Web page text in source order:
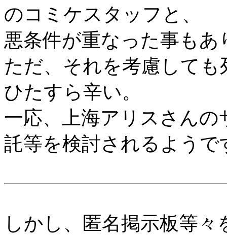
のコミケスタッフと、
悪条件が重なった事もあ
ただ、それを考慮して
ひたすら辛い。
一応、上海アリスさん
託等を検討されるようで
しかし、匿名掲示板等